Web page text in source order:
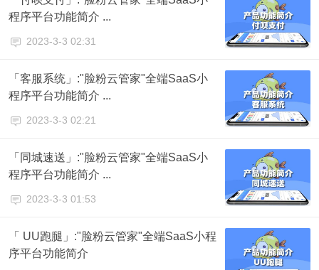
程序平台功能简介 ...
2023-3-3 02:31
「客服系统」:"脸粉云管家"全端SaaS小
程序平台功能简介 ...
2023-3-3 02:21
「同城速送」:"脸粉云管家"全端SaaS小
程序平台功能简介 ...
2023-3-3 01:53
「 UU跑腿」:"脸粉云管家"全端SaaS小程
序平台功能简介